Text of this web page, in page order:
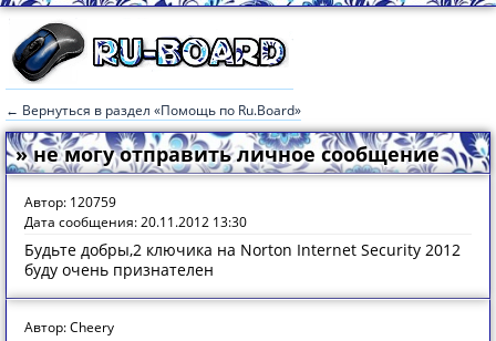
← Вернуться в раздел «Помощь по Ru.Board»
» не могу отправить личное сообщение
Автор: 120759
Дата сообщения: 20.11.2012 13:30
Будьте добры,2 ключика на Norton Internet Security 2012
буду очень признателен
Автор: Cheery